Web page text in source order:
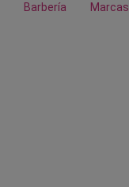
Barbería Marcas